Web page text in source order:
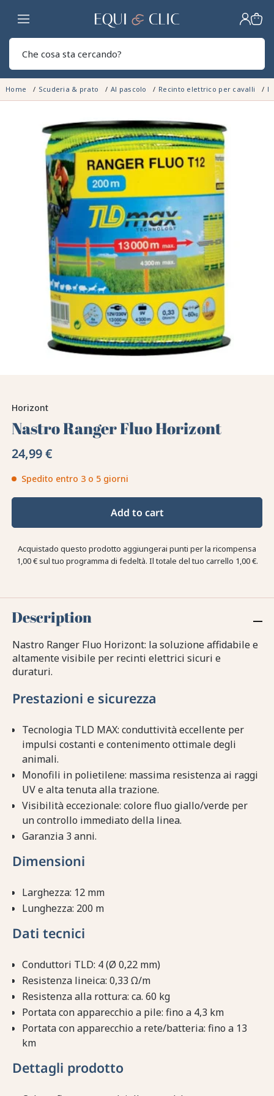
Casa
Home Scuderia & prato Al pascolo Recinto elettrico per cavalli
Horizont
Nastro Ranger Fluo Horizont
24,99 €
Spedito entro 3 o 5 giorni
Add to cart
Acquistado questo prodotto aggiungerai punti per la ricompensa
1,00 €sul tuo programma di fedeltà. Il totale del tuo carrello 1,00 €.
Description
Nastro Ranger Fluo Horizont: la soluzione affidabile e
altamente visibile per recinti elettrici sicuri e
duraturi.
Prestazioni e sicurezza
Tecnologia TLD MAX: conduttività eccellente per
impulsi costanti e contenimento ottimale degli
animali.
Monofili in polietilene: massima resistenza ai raggi
UV e alta tenuta alla trazione.
Visibilità eccezionale: colore fluo giallo/verde per
un controllo immediato della linea.
Garanzia 3 anni.
Dimensioni
Larghezza: 12 mm
Lunghezza: 200 m
Dati tecnici
Conduttori TLD: 4 (Ø 0,22 mm)
Resistenza lineica: 0,33 Ω/m
Resistenza alla rottura: ca. 60 kg
Portata con apparecchio a pile: fino a 4,3 km
Portata con apparecchio a rete/batteria: fino a 13
km
Dettagli prodotto